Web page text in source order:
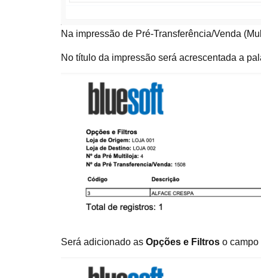
Na impressão de Pré-Transferência/Venda
No título da impressão será acrescentada a
Será adicionado as Opções e Filtros o campo